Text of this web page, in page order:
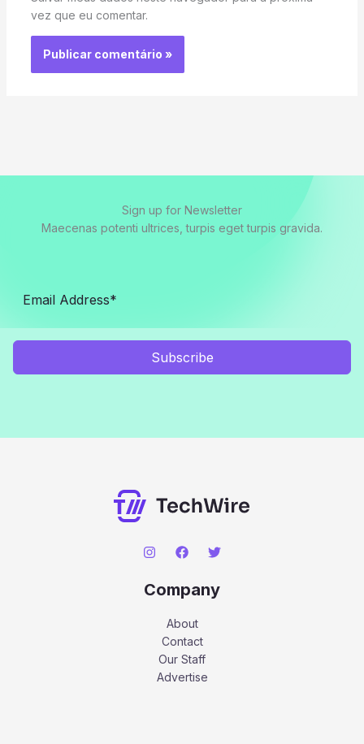
vez que eu comentar.
Sign up for Newsletter
Maecenas potenti ultrices, turpis eget turpis gravida.
Subscribe
Company
About
Contact
Our Staff
Advertise